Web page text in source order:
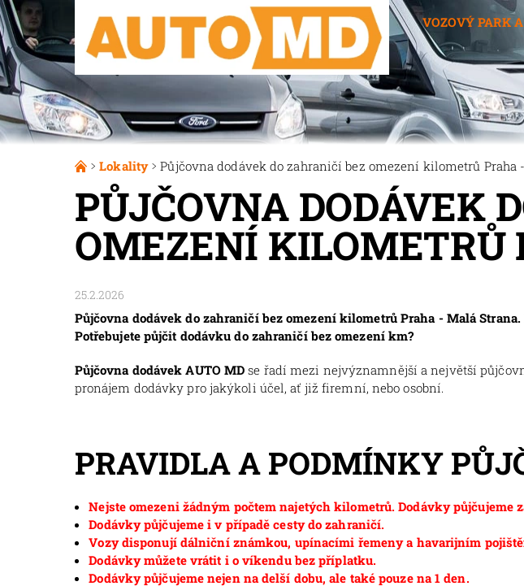
VOZOVÝ PARK
Lokality Půjčovna dodávek do zahraničí bez omezení kilometrů Praha
PŮJČOVNA DODÁVEK
OMEZENÍ
25.2.2026
Půjčovna dodávek do zahraničí bez omezení kilometrů Praha - Malá
Potřebujete půjčit dodávku do zahraničí bez omezení km?
Půjčovna dodávek AUTO MDse řadí mezi nejvýznamnější a největší
pronájem dodávky pro jakýkoli účel, ať již firemní, nebo osobní.
PRAVIDLA A PODMÍNKY
Nejste omezeni žádným počtem najetých kilometrů. Dodávky půjčujeme
Dodávky půjčujeme i v případě cesty do zahraničí.
Vozy disponují dálniční známkou, upínacími řemeny a havarijním
Dodávky můžete vrátit i o víkendu bez příplatku.
Dodávky půjčujeme nejen na delší dobu, ale také pouze na 1 den.